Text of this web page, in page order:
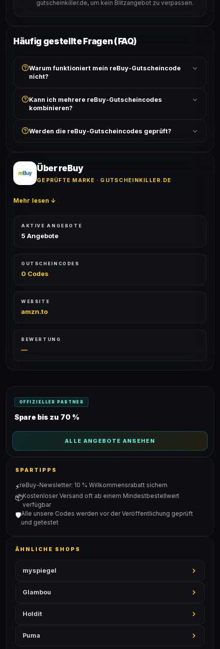
gutscheinkiller.de, um kein Blitzangebot zu verpassen.
Häufig gestellte Fragen (FAQ)
Warum funktioniert mein reBuy-Gutscheincode
nicht?
ist und ob der Code nicht für bereits reduzierte Artikel
gilt. Alle Bedingungen findest du unter „Details".
Kann ich mehrere reBuy-Gutscheincodes
kombinieren?
akzeptiert. Die Kombination mehrerer Codes ist meist
Werden die reBuy-Gutscheincodes geprüft?
Erfolgsquote wird bei jedem Angebot angezeigt.
Über reBuy
GEPRÜFTE MARKE · GUTSCHEINKILLER.DE
Mehr lesen ↓
AKTIVE ANGEBOTE
5 Angebote
GUTSCHEINCODES
0 Codes
WEBSITE
amzn.to
BEWERTUNG
—
OFFIZIELLER PARTNER
Spare bis zu 70 %
ALLE ANGEBOTE ANSEHEN
SPARTIPPS
⚡reBuy-Newsletter: 10 % Willkommensrabatt sichern
📦Kostenloser Versand oft ab einem Mindestbestellwert
verfügbar
🛡️Alle unsere Codes werden vor der Veröffentlichung geprüft
und getestet
ÄHNLICHE SHOPS
myspiegel
Glambou
Holdit
Puma